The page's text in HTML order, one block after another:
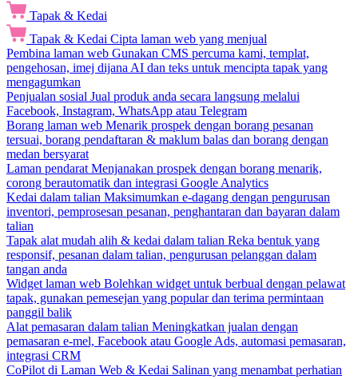
Tapak & Kedai
Tapak & Kedai Cipta laman web yang menjual
Pembina laman web Gunakan CMS percuma kami, templat,
pengehosan, imej dijana AI dan teks untuk mencipta tapak yang
mengagumkan
Penjualan sosial Jual produk anda secara langsung melalui
Facebook, Instagram, WhatsApp atau Telegram
Borang laman web Menarik prospek dengan borang pesanan
tersuai, borang pendaftaran & maklum balas dan borang dengan
medan bersyarat
Laman pendarat Menjanakan prospek dengan borang menarik,
corong berautomatik dan integrasi Google Analytics
Kedai dalam talian Maksimumkan e-dagang dengan pengurusan
inventori, pemprosesan pesanan, penghantaran dan bayaran dalam
talian
Tapak alat mudah alih & kedai dalam talian Reka bentuk yang
responsif, pesanan dalam talian, pengurusan pelanggan dalam
tangan anda
Widget laman web Bolehkan widget untuk berbual dengan pelawat
tapak, gunakan pemesejan yang popular dan terima permintaan
panggil balik
Alat pemasaran dalam talian Meningkatkan jualan dengan
pemasaran e-mel, Facebook atau Google Ads, automasi pemasaran,
integrasi CRM
CoPilot di Laman Web & Kedai Salinan yang menambat perhatian